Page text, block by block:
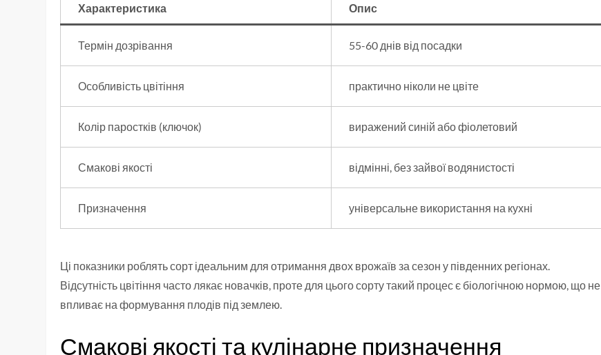
Характеристика Опис
Термін дозрівання 55-60 днів від посадки
Особливість цвітіння практично ніколи не цвіте
Колір паростків (ключок) виражений синій або фіолетовий
Смакові якості відмінні, без зайвої водянистості
Призначення універсальне використання на кухні
Ці показники роблять сорт ідеальним для отримання двох врожаїв за сезон у південних регіонах.
Відсутність цвітіння часто лякає новачків, проте для цього сорту такий процес є біологічною нормою, що не
впливає на формування плодів під землею.
Смакові якості та кулінарне призначення